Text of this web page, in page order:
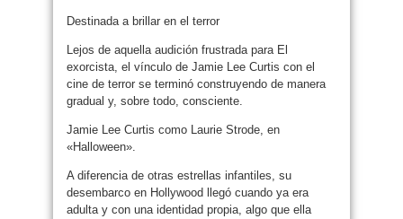
Destinada a brillar en el terror
Lejos de aquella audición frustrada para El
exorcista, el vínculo de Jamie Lee Curtis con el
cine de terror se terminó construyendo de manera
gradual y, sobre todo, consciente.
Jamie Lee Curtis como Laurie Strode, en
«Halloween».
A diferencia de otras estrellas infantiles, su
desembarco en Hollywood llegó cuando ya era
adulta y con una identidad propia, algo que ella